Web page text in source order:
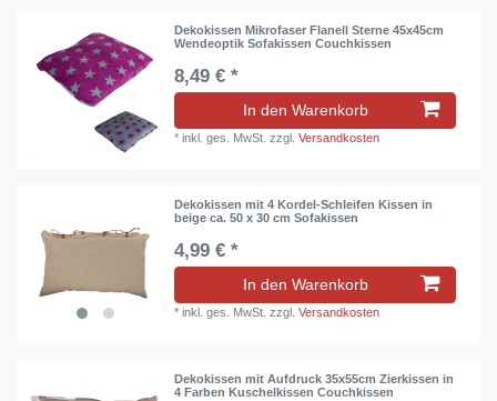
Dekokissen Mikrofaser Flanell Sterne 45x45cm
Wendeoptik Sofakissen Couchkissen
8,49 € *
In den Warenkorb
*inkl. ges. MwSt. zzgl.Versandkosten
Dekokissen mit 4 Kordel-Schleifen Kissen in
beige ca. 50 x 30 cm Sofakissen
4,99 € *
In den Warenkorb
*inkl. ges. MwSt. zzgl.Versandkosten
Dekokissen mit Aufdruck 35x55cm Zierkissen in
4 Farben Kuschelkissen Couchkissen